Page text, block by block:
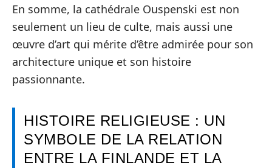
En somme, la cathédrale Ouspenski est non
seulement un lieu de culte, mais aussi une
œuvre d’art qui mérite d’être admirée pour son
architecture unique et son histoire
passionnante.
HISTOIRE RELIGIEUSE : UN
SYMBOLE DE LA RELATION
ENTRE LA FINLANDE ET LA